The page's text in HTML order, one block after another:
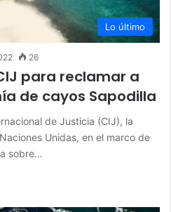
Lo último
26
para reclamar a
de cayos Sapodilla
de Justicia (CIJ), la
Unidas, en el marco de
sobre…